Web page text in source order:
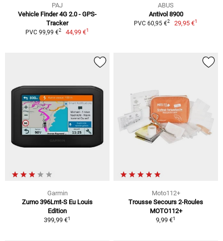
PAJ
Vehicle Finder 4G 2.0 - GPS-
Tracker
PVC 99,99 €2 44,99 €1
ABUS
Antivol 8900
PVC 60,95 €2 29,95 €1
Garmin
Zumo 396Lmt-S Eu Louis
Edition
399,99 €1
Moto112+
Trousse Secours 2-Roules
MOTO112+
9,99 €1